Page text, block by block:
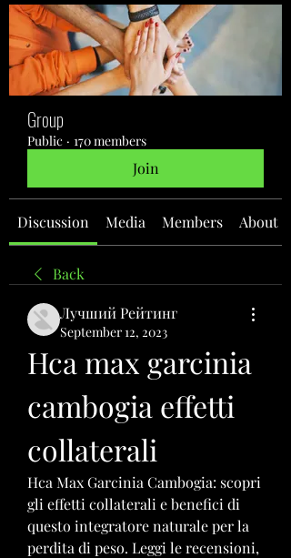
Group
Public · 170 members
Join
Discussion Media Members About
Back
Лучший Рейтинг
September 12, 2023
Hca max garcinia
cambogia effetti
collaterali
Hca Max Garcinia Cambogia: scopri
gli effetti collaterali e benefici di
questo integratore naturale per la
perdita di peso. Leggi le recensioni,